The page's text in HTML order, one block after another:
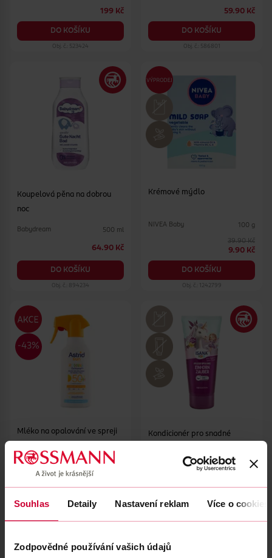
Souhlas Detaily Nastavení reklam Více o cookies
Zodpovědné používání vašich údajů
199 Kč
DO KOŠÍKU
Obj. č.: 523424
59.90 Kč
DO KOŠÍKU
Obj. č.: 586801
Koupelová pěna na dobrou
noc
Babydream 500 ml
64.90 Kč
DO KOŠÍKU
Obj. č.: 894234
Krémové mýdlo
NIVEA Baby 100 g
39.90 Kč
9.90 Kč
DO KOŠÍKU
Obj. č.: 1242799
Mléko na opalování ve spreji
Astrid 270 ml
239 Kč
DO KOŠÍKU
Kondicionér pro snadné
200 ml
49.90 Kč
DO KOŠÍKU